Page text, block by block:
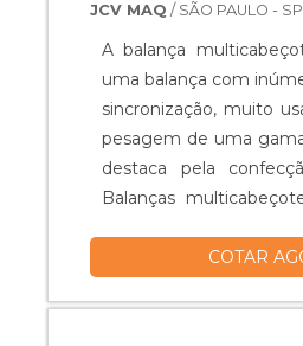
JCV MAQ / SÃO PAULO - SP
A balança
uma balança com
sincronização, muito
pesagem de uma
destaca pela
Balanças multicabeçotes Prego;
animais; Alimentício;
produtos.....
COTAR